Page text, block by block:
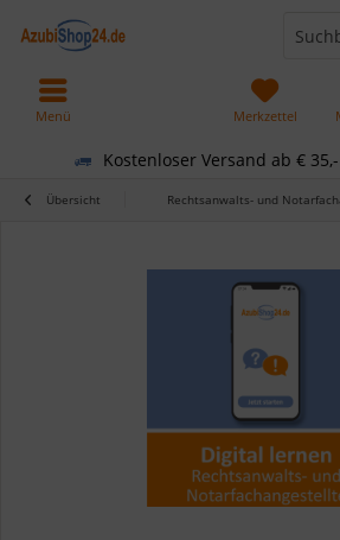
Kostenloser Versand ab €
Merkzettel
Menü
Übersicht Rechtsanwalts- und